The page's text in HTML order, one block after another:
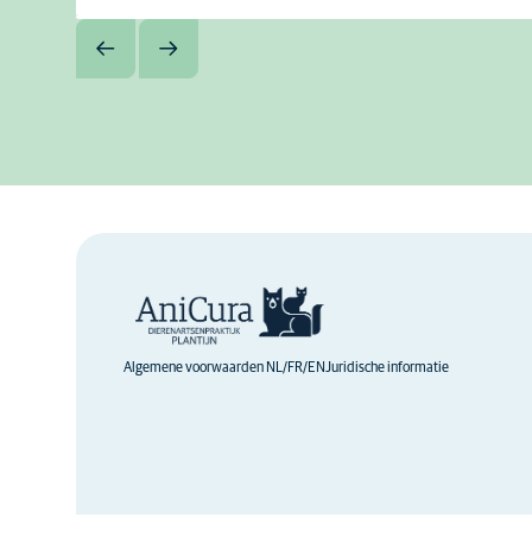
Algemene voorwaarden NL/FR/ENJuridische informatie